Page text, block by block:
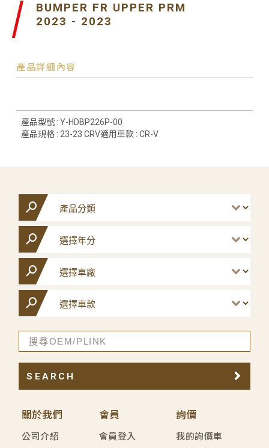
BUMPER FR UPPER PRM
2023 - 2023
產品詳細內容
產品型號 : Y-HDBP226P-00
產品規格 : 23-23 CRV適用車款 : CR-V
關於我們
公司介紹
會員
會員登入
詢價
我的詢價車
SEARCH